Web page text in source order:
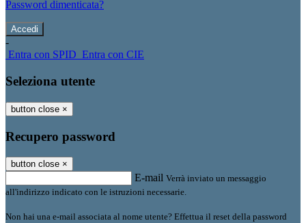
Password dimenticata?
-
Entra con SPID Entra con CIE
Seleziona utente
button close ×
Recupero password
button close ×
E-mail Verrà inviato un messaggio
all'indirizzo indicato con le istruzioni necessarie.
Non hai una e-mail associata al nome utente? Effettua il reset della password